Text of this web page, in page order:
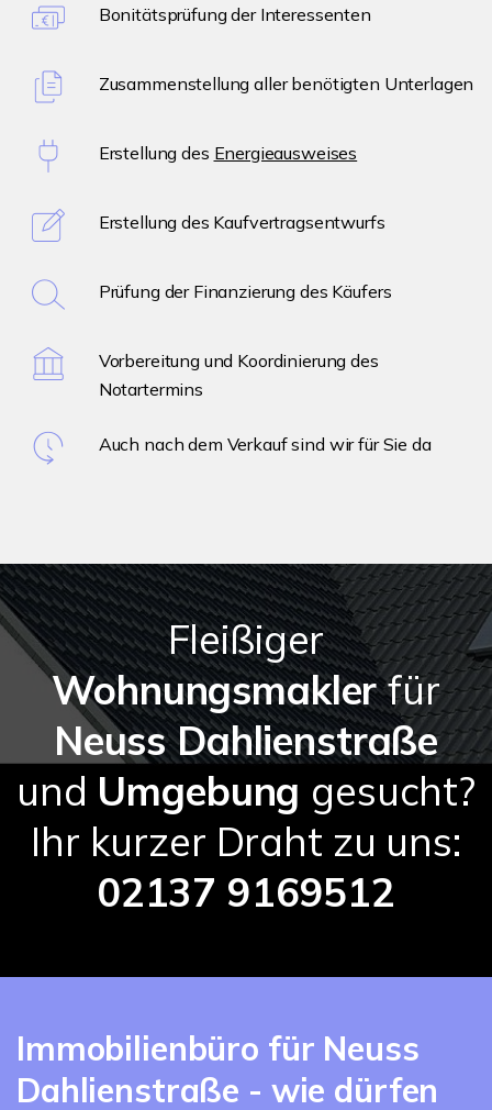
Bonitätsprüfung der Interessenten
Zusammenstellung aller benötigten Unterlagen
Erstellung des Energieausweises
Erstellung des Kaufvertragsentwurfs
Prüfung der Finanzierung des Käufers
Vorbereitung und Koordinierung des
Notartermins
Auch nach dem Verkauf sind wir für Sie da
Fleißiger
Wohnungsmaklerfür
Neuss Dahlienstraße
und Umgebung gesucht?
Ihr kurzer Draht zu uns:
02137 9169512
Immobilienbüro für Neuss
Dahlienstraße - wie dürfen